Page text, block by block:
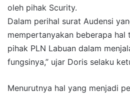
oleh pihak Scurity.
Dalam perihal surat Audensi
mempertanyakan beberapa hal
pihak PLN Labuan dalam
fungsinya,” ujar Doris selaku
Menurutnya hal yang menjadi